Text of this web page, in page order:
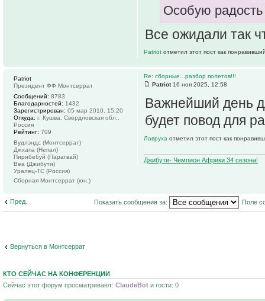
Особую
Все ожидали так
Patriot отметил этот пост как
Re: сборные...разбор полетов!!!
Patriot16 ноя 2025, 12:58
Важнейший день
будет повод для
Лавруха отметил этот пост как
Джибути- Чемпион Африки 34 сезона!
Patriot
Президент ФФ Монтсеррат
Сообщений: 8783
Благодарностей: 1432
Зарегистрирован: 05 мар 2010, 15:20
Откуда: г. Кушва, Свердловская обл.,
Россия
Рейтинг: 709
Вудлэндс (Монтсеррат)
Джхапа (Непал)
Пирибебуй (Парагвай)
Веа (Джибути)
Уралец-ТС (Россия)
Сборная Монтсеррат (юн.)
Пред. Показать сообщения за: Поле
Вернуться в Монтсеррат
КТО СЕЙЧАС НА КОНФЕРЕНЦИИ
Сейчас этот форум просматривают: ClaudeBot и гости: 0